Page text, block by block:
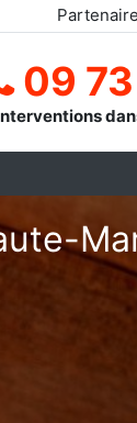
09 73